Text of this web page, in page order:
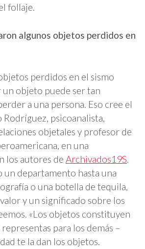
follaje.
algunos objetos perdidos en
perdidos en el sismo
un objeto puede ser tan
a una persona. Eso cree el
psicoanalista,
objetales y profesor de
en una
los autores de Archivados19S.
un departamento hasta una
o una botella de tequila,
y un significado sobre los
«Los objetos constituyen
para los demás –
te la dan los objetos.